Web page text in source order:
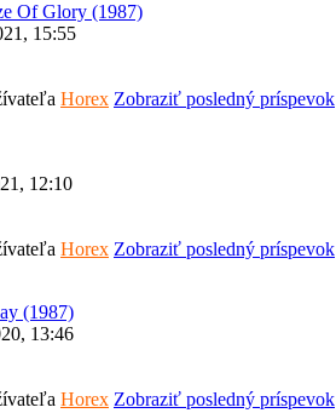
Of Glory (1987)
15:55
Horex Zobraziť posledný príspevok
12:10
Horex Zobraziť posledný príspevok
(1987)
13:46
Horex Zobraziť posledný príspevok